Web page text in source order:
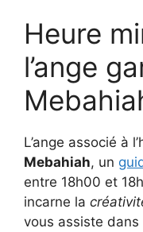
Heure
l’ange
L’ange associé à
Mebahiah, un
entre 18h00 et
incarne la
vous assiste